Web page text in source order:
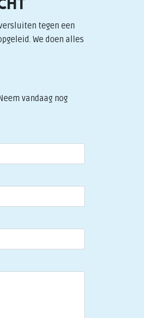
tegen een
We doen alles
vandaag nog